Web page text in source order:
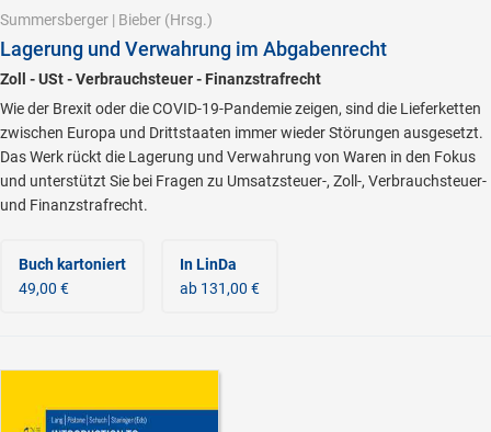
Summersberger | Bieber (Hrsg.)
Lagerung und Verwahrung im Abgabenrecht
Zoll - USt - Verbrauchsteuer - Finanzstrafrecht
Wie der Brexit oder die COVID-19-Pandemie zeigen, sind die Lieferketten
zwischen Europa und Drittstaaten immer wieder Störungen ausgesetzt.
Das Werk rückt die Lagerung und Verwahrung von Waren in den Fokus
und unterstützt Sie bei Fragen zu Umsatzsteuer-, Zoll-, Verbrauchsteuer-
und Finanzstrafrecht.
Buch kartoniert
49,00 €
In LinDa
ab 131,00 €